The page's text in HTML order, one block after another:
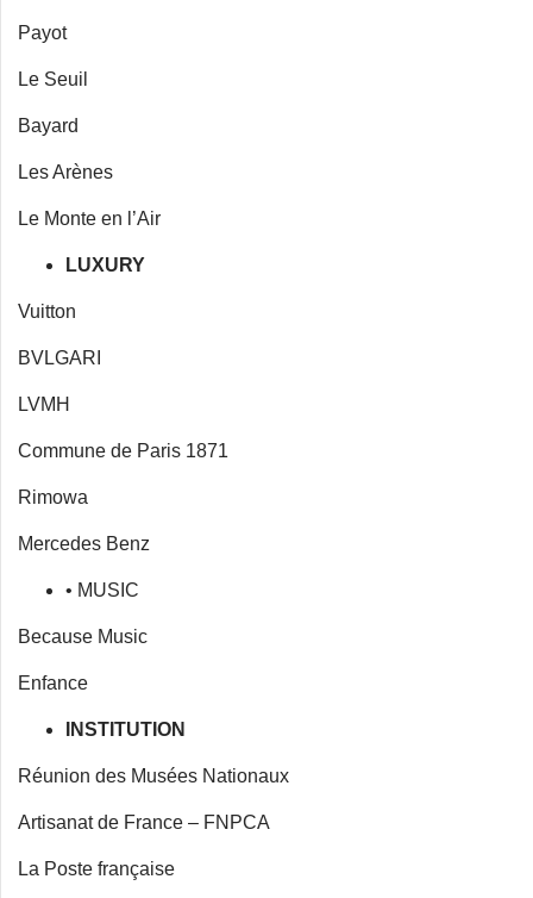
Payot
Le Seuil
Bayard
Les Arènes
Le Monte en l’Air
LUXURY
Vuitton
BVLGARI
LVMH
Commune de Paris 1871
Rimowa
Mercedes Benz
• MUSIC
Because Music
Enfance
INSTITUTION
Réunion des Musées Nationaux
Artisanat de France – FNPCA
La Poste française